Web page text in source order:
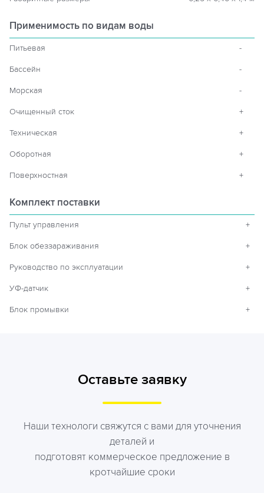
Применимость по видам воды
Питьевая -
Бассейн -
Морская -
Очищенный сток +
Техническая +
Оборотная +
Поверхностная +
Комплект поставки
Пульт управления +
Блок обеззараживания +
Руководство по эксплуатации +
УФ-датчик +
Блок промывки +
Оставьте заявку
Наши технологи свяжутся с вами для уточнения
деталей и
подготовят коммерческое предложение в
кротчайшие сроки